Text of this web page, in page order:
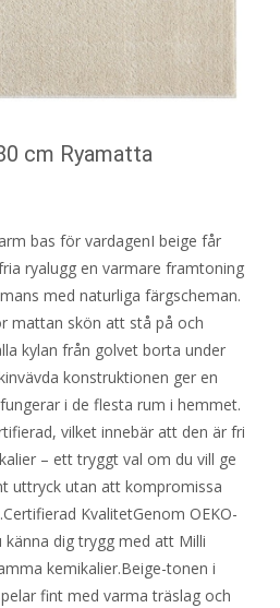
cm Ryamatta
bas för vardagenI beige får
ryalugg en varmare framtoning
med naturliga färgscheman.
mattan skön att stå på och
kylan från golvet borta under
konstruktionen ger en
i de flesta rum i hemmet.
vilket innebär att den är fri
– ett tryggt val om du vill ge
uttryck utan att kompromissa
KvalitetGenom OEKO-
känna dig trygg med att Milli
kemikalier.Beige-tonen i
fint med varma träslag och